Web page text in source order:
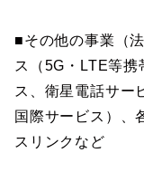
■その他の事業（
ス（5G・LTE等
ス、衛星電話サー
国際サービス）、
スリンクなど